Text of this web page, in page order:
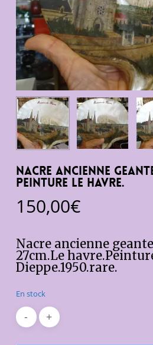
nacre ancienne
peinture le havre.
150,00€
Nacre ancienne
27cm.Le
Dieppe.1950.rare.
En stock